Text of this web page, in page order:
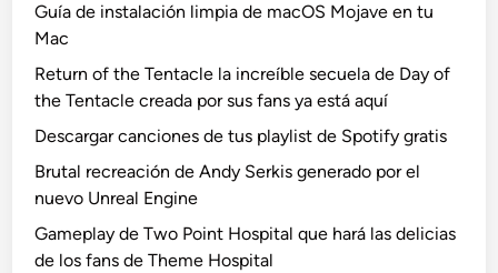
Guía de instalación limpia de macOS Mojave en tu
Mac
Return of the Tentacle la increíble secuela de Day of
the Tentacle creada por sus fans ya está aquí
Descargar canciones de tus playlist de Spotify gratis
Brutal recreación de Andy Serkis generado por el
nuevo Unreal Engine
Gameplay de Two Point Hospital que hará las delicias
de los fans de Theme Hospital